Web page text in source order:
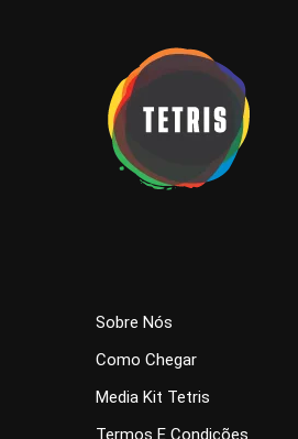
Sobre Nós
Como Chegar
Media Kit Tetris